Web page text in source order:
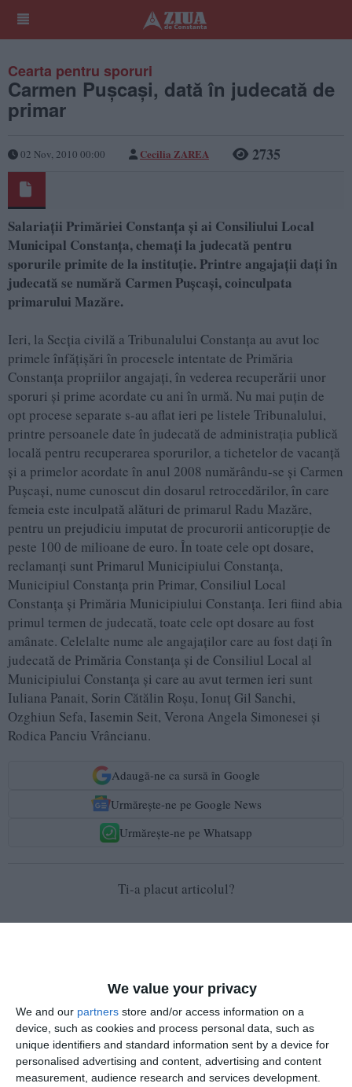
We value your privacy
We and our partners store and/or access information on a
device, such as cookies and process personal data, such as
unique identifiers and standard information sent by a device for
personalised advertising and content, advertising and content
measurement, audience research and services development.
Cearta pentru sporuri
Carmen Puşcaşi, dată în judecată de
primar
02 Nov, 2010 00:00 Cecilia ZAREA 2735
Salariaţii Primăriei Constanţa şi ai Consiliului Local
Municipal Constanţa, chemaţi la judecată pentru
sporurile primite de la instituţie. Printre angajaţii daţi în
judecată se numără Carmen Puşcaşi, coinculpata
primarului Mazăre.
Ieri, la Secţia civilă a Tribunalului Constanţa au avut loc
primele înfăţişări în procesele intentate de Primăria
Constanţa propriilor angajaţi, în vederea recuperării unor
sporuri şi prime acordate cu ani în urmă. Nu mai puţin de
opt procese separate s-au aflat ieri pe listele Tribunalului,
printre persoanele date în judecată de administraţia publică
locală pentru recuperarea sporurilor, a tichetelor de vacanţă
şi a primelor acordate în anul 2008 numărându-se şi Carmen
Puşcaşi, nume cunoscut din dosarul retrocedărilor, în care
femeia este inculpată alături de primarul Radu Mazăre,
pentru un prejudiciu imputat de procurorii anticorupţie de
peste 100 de milioane de euro. În toate cele opt dosare,
reclamanţi sunt Primarul Municipiului Constanţa,
Municipiul Constanţa prin Primar, Consiliul Local
Constanţa şi Primăria Municipiului Constanţa. Ieri fiind abia
primul termen de judecată, toate cele opt dosare au fost
amânate. Celelalte nume ale angajaţilor care au fost daţi în
judecată de Primăria Constanţa şi de Consiliul Local al
Municipiului Constanţa şi care au avut termen ieri sunt
Iuliana Panait, Sorin Cătălin Roşu, Ionuţ Gil Sanchi,
Ozghiun Sefa, Iasemin Seit, Verona Angela Simonesei şi
Rodica Panciu Vrâncianu.
Adaugă-ne ca sursă în Google
Urmărește-ne pe Google News
Urmărește-ne pe Whatsapp
Ti-a placut articolul?
COMENTARII
Nume